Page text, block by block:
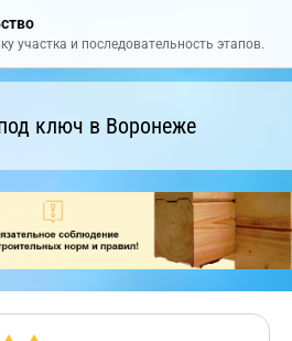
участка и последовательность этапов.
ключ в Воронеже